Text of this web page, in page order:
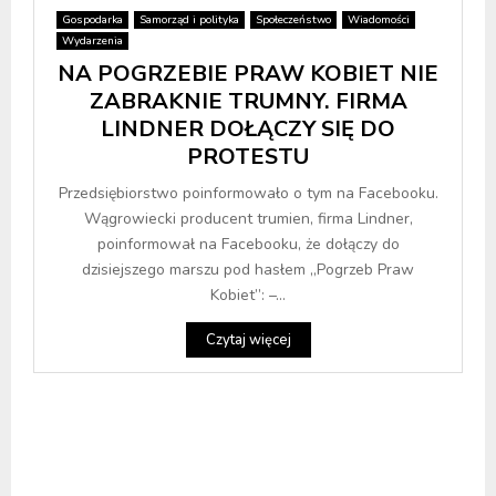
Gospodarka Samorząd i polityka Społeczeństwo
Wiadomości
Wydarzenia
NA POGRZEBIE PRAW KOBIET NIE
ZABRAKNIE TRUMNY. FIRMA
LINDNER DOŁĄCZY SIĘ DO
PROTESTU
Przedsiębiorstwo poinformowało o tym na Facebooku.
Wągrowiecki producent trumien, firma Lindner,
poinformował na Facebooku, że dołączy do
dzisiejszego marszu pod hasłem „Pogrzeb Praw
Kobiet”: –...
Czytaj więcej